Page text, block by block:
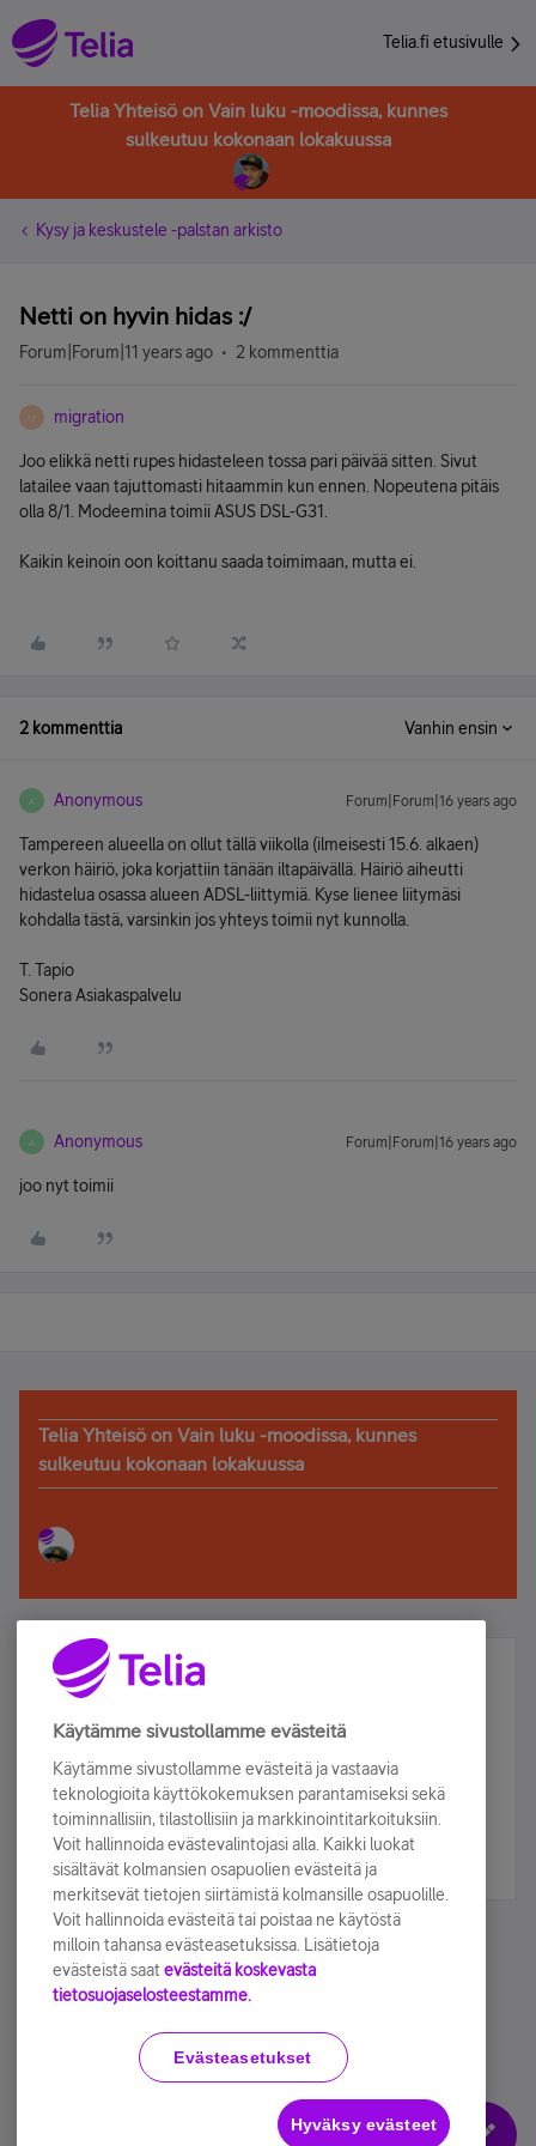
Telia.fi etusivulle
Telia Yhteisö on Vain luku -moodissa, kunnes
sulkeutuu kokonaan lokakuussa
Kysy ja keskustele -palstan arkisto
Netti on hyvin hidas :/
Forum|Forum|11 years ago 2 kommenttia
M migration
Joo elikkä netti rupes hidasteleen tossa pari päivää sitten. Sivut
latailee vaan tajuttomasti hitaammin kun ennen. Nopeutena pitäis
olla 8/1. Modeemina toimii ASUS DSL-G31.
Kaikin keinoin oon koittanu saada toimimaan, mutta ei.
2 kommenttia Vanhin ensin
A Anonymous Forum|Forum|16 years ago
Tampereen alueella on ollut tällä viikolla (ilmeisesti 15.6. alkaen)
verkon häiriö, joka korjattiin tänään iltapäivällä. Häiriö aiheutti
hidastelua osassa alueen ADSL-liittymiä. Kyse lienee liitymäsi
kohdalla tästä, varsinkin jos yhteys toimii nyt kunnolla.
T. Tapio
Sonera Asiakaspalvelu
A Anonymous Forum|Forum|16 years ago
joo nyt toimii
Telia Yhteisö on Vain luku -moodissa, kunnes
sulkeutuu kokonaan lokakuussa
Älä jää paitsi – osallistu ja voita!
Tilaa Telian uutiskirje ja olet mukana arvonnassa.
sähköpostiisi.
Tilaa nyt
Käyttöehdot Accessibility statement
Evästeasetukset
Käytämme sivustollamme evästeitä
Käytämme sivustollamme evästeitä ja vastaavia
teknologioita käyttökokemuksen parantamiseksi sekä
toiminnallisiin, tilastollisiin ja markkinointitarkoituksiin.
Voit hallinnoida evästevalintojasi alla. Kaikki luokat
sisältävät kolmansien osapuolien evästeitä ja
merkitsevät tietojen siirtämistä kolmansille osapuolille.
Voit hallinnoida evästeitä tai poistaa ne käytöstä
milloin tahansa evästeasetuksissa. Lisätietoja
evästeistä saat evästeitä koskevasta
tietosuojaselosteestamme.
Evästeasetukset
Hyväksy evästeet